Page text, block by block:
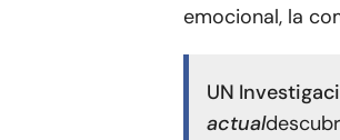
emocional, la
UN
actual